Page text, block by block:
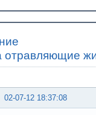
отравляющие
02-07-12 18:37:08